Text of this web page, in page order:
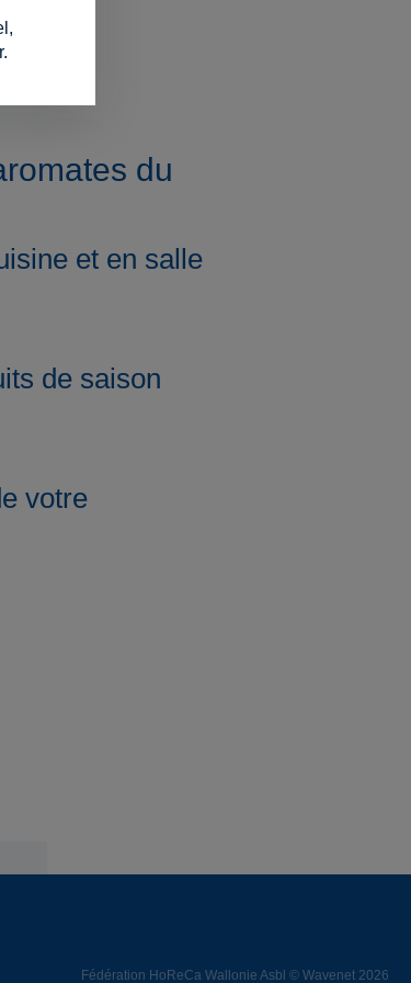
du
et en salle
de saison
votre
Fédération HoReCa Wallonie Asbl © Wavenet 2026